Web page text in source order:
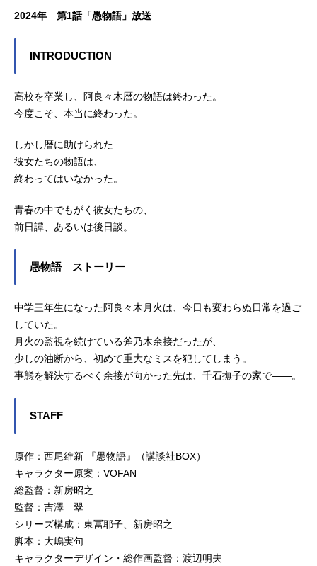
2024年 第1話「愚物語」放送
INTRODUCTION
高校を卒業し、阿良々木暦の物語は終わった。
今度こそ、本当に終わった。
しかし暦に助けられた
彼女たちの物語は、
終わってはいなかった。
青春の中でもがく彼女たちの、
前日譚、あるいは後日談。
愚物語 ストーリー
中学三年生になった阿良々木月火は、今日も変わらぬ日常を過ご
していた。
月火の監視を続けている斧乃木余接だったが、
少しの油断から、初めて重大なミスを犯してしまう。
事態を解決するべく余接が向かった先は、千石撫子の家で――。
STAFF
原作：西尾維新 『愚物語』（講談社BOX）
キャラクター原案：VOFAN
総監督：新房昭之
監督：吉澤 翠
シリーズ構成：東冨耶子、新房昭之
脚本：大嶋実句
キャラクターデザイン・総作画監督：渡辺明夫